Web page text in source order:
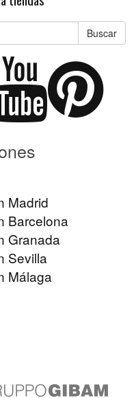
Buscar
Madrid
Barcelona
Granada
Sevilla
Málaga